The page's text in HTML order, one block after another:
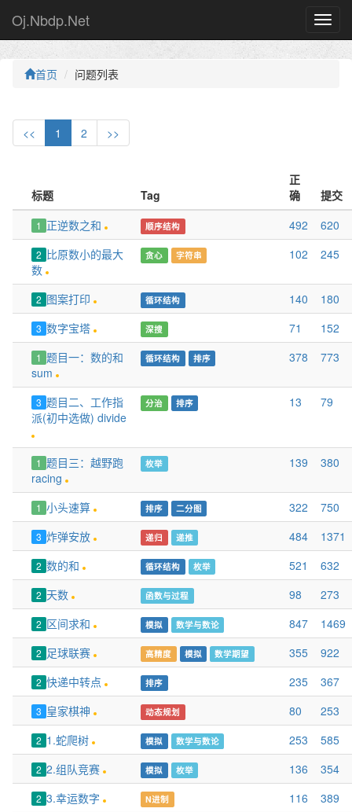
Oj.Nbdp.Net
首页 问题列表
<< 1 2 >>
标题 Tag
正
确
提交
1 正逆数之和 顺序结构 492 620
2 比原数小的最大
数
贪心 字符串 102 245
2 图案打印 循环结构 140 180
3 数字宝塔 深搜 71 152
1 题目一：数的和
sum
循环结构 排序 378 773
3 题目二、工作指
派(初中选做) divide
分治 排序 13 79
1 题目三：越野跑
racing
枚举 139 380
1 小头速算 排序 二分图 322 750
3 炸弹安放 递归 递推 484 1371
2 数的和 循环结构 枚举 521 632
2 天数 函数与过程 98 273
2 区间求和 模拟 数学与数论 847 1469
2 足球联赛 高精度 模拟 数学期望 355 922
2 快递中转点 排序 235 367
3 皇家棋神 动态规划 80 253
2 1.蛇爬树 模拟 数学与数论 253 585
2 2.组队竞赛 模拟 枚举 136 354
2 3.幸运数字 N进制 116 389